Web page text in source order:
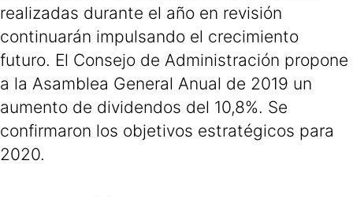
realizadas durante el año en revisión
continuarán impulsando el crecimiento
futuro. El Consejo de Administración propone
a la Asamblea General Anual de 2019 un
aumento de dividendos del 10,8%. Se
confirmaron los objetivos estratégicos para
2020.